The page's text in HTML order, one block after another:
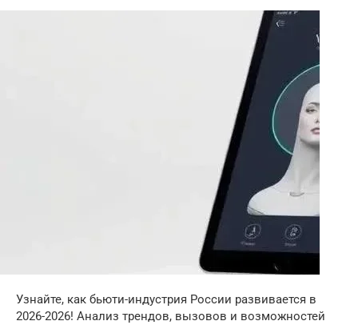
Узнайте, как бьюти-индустрия России развивается в
2026-2026! Анализ трендов, вызовов и возможностей